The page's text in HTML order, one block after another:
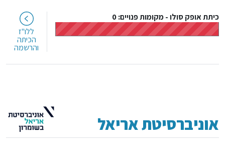
כיתת אופק סולו-מקומות פנויים: 0
ללו"ז
הכיתה
והרשמה
אוניברסיטת אריאל